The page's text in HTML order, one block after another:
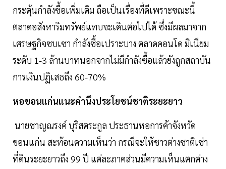
กระตุ้นกำลังซื้อเพิ่มเติม ถือเป็นเรื่องที่ดีเพราะขณะนี้
ตลาดอสังหาริมทรัพย์แทบจะเดินต่อไปได้ ซึ่งมีผลมาจาก
เศรษฐกิจซบเซา กำลังซื้อเปราะบาง ตลาดคอนโด มิเนียม
ระดับ 1-3 ล้านบาทนอกจากไม่มีกำลังซื้อแล้วยังถูกสถาบัน
การเงินปฏิเสธถึง 60-70%
หอขอนแก่นแนะคำนึงประโยชน์ชาติระยะยาว
นายชาญณรงค์ บุริสตระกูล ประธานหอการค้าจังหวัด
ขอนแก่น สะท้อนความเห็นว่า กรณีจะให้ชาวต่างชาติเช่า
ที่ดินระยะยาวถึง 99 ปี แต่ละภาคส่วนมีความเห็นแตกต่าง